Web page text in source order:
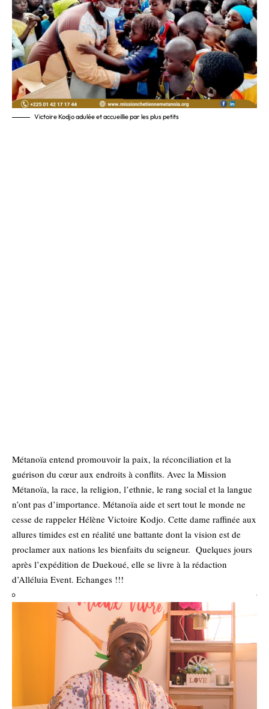
Victoire Kodjo adulée et accueillie par les plus petits
Métanoïa entend promouvoir la paix, la réconciliation et la
guérison du cœur aux endroits à conflits. Avec la Mission
Métanoïa, la race, la religion, l’ethnie, le rang social et la langue
n’ont pas d’importance. Métanoïa aide et sert tout le monde ne
cesse de rappeler Hélène Victoire Kodjo. Cette dame raffinée aux
allures timides est en réalité une battante dont la vision est de
proclamer aux nations les bienfaits du seigneur. Quelques jours
après l’expédition de Duekoué, elle se livre à la rédaction
d’Alléluia Event. Echanges !!!